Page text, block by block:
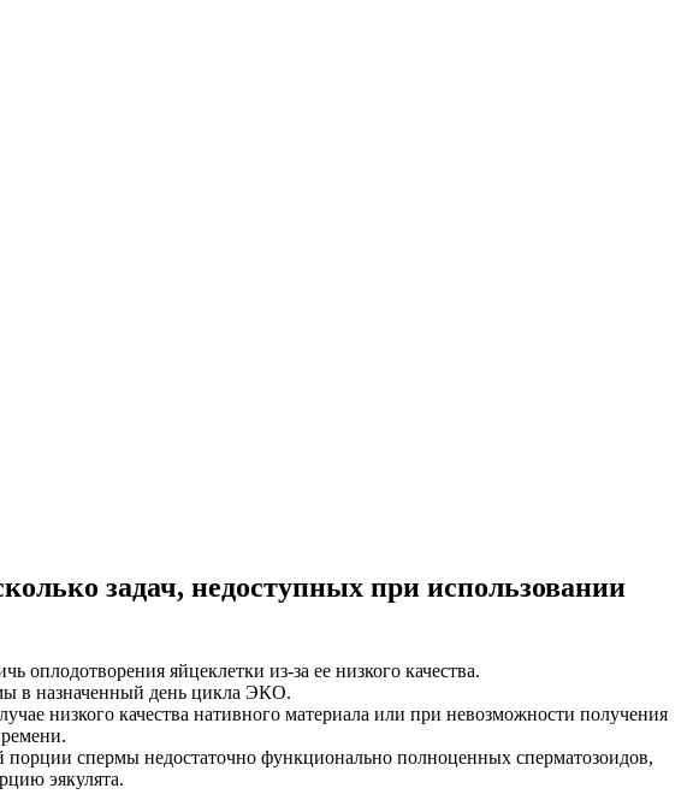
задач, недоступных при использовании
оплодотворения яйцеклетки из-за ее низкого качества.
в назначенный день цикла ЭКО.
низкого качества нативного материала или при невозможности получения
спермы недостаточно функционально полноценных сперматозоидов,
эякулята.